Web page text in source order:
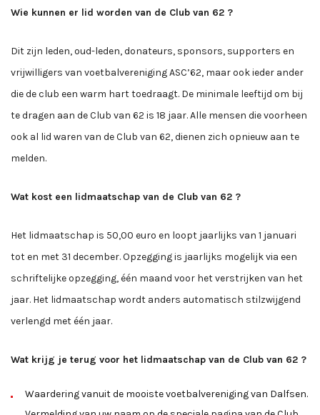
Wie kunnen er lid worden van de Club van 62 ?
Dit zijn leden, oud-leden, donateurs, sponsors, supporters en
vrijwilligers van voetbalvereniging ASC’62, maar ook ieder ander
die de club een warm hart toedraagt. De minimale leeftijd om bij
te dragen aan de Club van 62 is 18 jaar. Alle mensen die voorheen
ook al lid waren van de Club van 62, dienen zich opnieuw aan te
melden.
Wat kost een lidmaatschap van de Club van 62 ?
Het lidmaatschap is 50,00 euro en loopt jaarlijks van 1 januari
tot en met 31 december. Opzegging is jaarlijks mogelijk via een
schriftelijke opzegging, één maand voor het verstrijken van het
jaar. Het lidmaatschap wordt anders automatisch stilzwijgend
verlengd met één jaar.
Wat krijg je terug voor het lidmaatschap van de Club van 62 ?
Waardering vanuit de mooiste voetbalvereniging van Dalfsen.